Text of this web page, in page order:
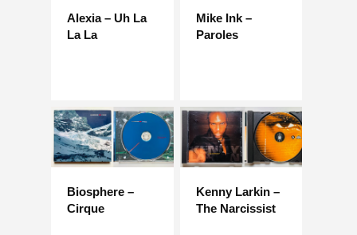
Alexia – Uh La
La La
Mike Ink –
Paroles
Biosphere –
Cirque
Kenny Larkin –
The Narcissist